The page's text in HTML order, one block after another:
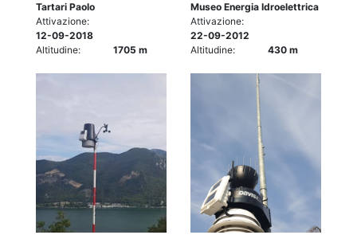
Tartari Paolo
Attivazione:
12-09-2018
Altitudine:
1705 m
Museo Energia Idroelettrica
Attivazione:
22-09-2012
Altitudine:
430 m